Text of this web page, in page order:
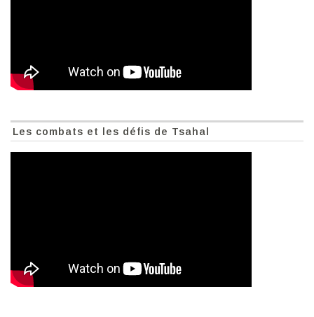
Les combats et les défis de Tsahal